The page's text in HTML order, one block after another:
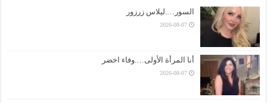
السور….ليلاس زرزور
2026-08-07
أنا المرأة الأولى….وفاء اخضر
2026-08-07